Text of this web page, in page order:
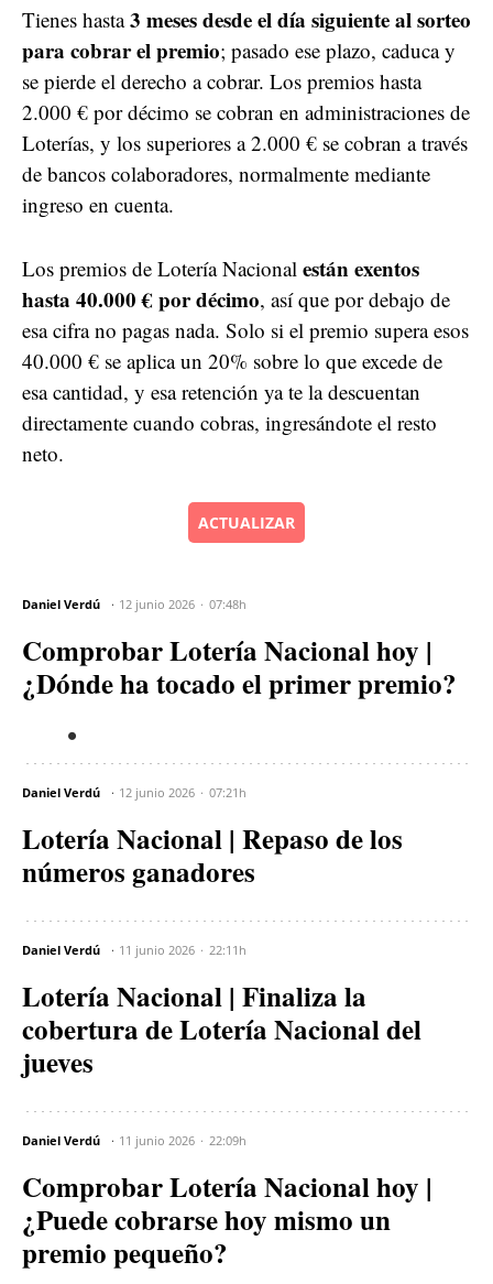
Tienes hasta3 meses desde el día siguiente al sorteo
para cobrar el premio; pasado ese plazo, caduca y
se pierde el derecho a cobrar. Los premios hasta
2.000 € por décimo se cobran en administraciones de
Loterías, y los superiores a 2.000 € se cobran a través
de bancos colaboradores, normalmente mediante
ingreso en cuenta.
Los premios de Lotería Nacional están exentos
hasta 40.000 € por décimo, así que por debajo de
esa cifra no pagas nada. Solo si el premio supera esos
40.000 € se aplica un 20% sobre lo que excede de
esa cantidad, y esa retención ya te la descuentan
directamente cuando cobras, ingresándote el resto
neto.
ACTUALIZAR
Daniel Verdú 12 junio 2026 07:48h
Comprobar Lotería Nacional hoy |
¿Dónde ha tocado el primer premio?
Daniel Verdú 12 junio 2026 07:21h
Lotería Nacional | Repaso de los
números ganadores
Daniel Verdú 11 junio 2026 22:11h
Lotería Nacional | Finaliza la
cobertura de Lotería Nacional del
jueves
Daniel Verdú 11 junio 2026 22:09h
Comprobar Lotería Nacional hoy |
¿Puede cobrarse hoy mismo un
premio pequeño?